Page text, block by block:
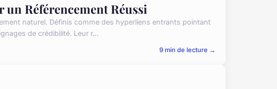
Référencement Réussi
naturel. Définis comme des hyperliens entrants pointant
de crédibilité. Leur r...
9 min de lecture →